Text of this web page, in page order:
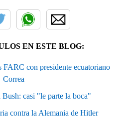
EN ESTE BLOG:
FARC con presidente ecuatoriano
Correa
Bush: casi "le parte la boca"
contra la Alemania de Hitler